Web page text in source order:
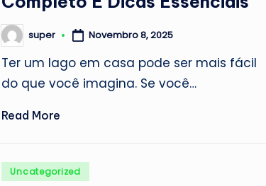
Posted
by
super Novembro 8, 2025
Ter um lago em casa pode ser mais fácil
do que você imagina. Se você…
Read More
Posted
Uncategorized